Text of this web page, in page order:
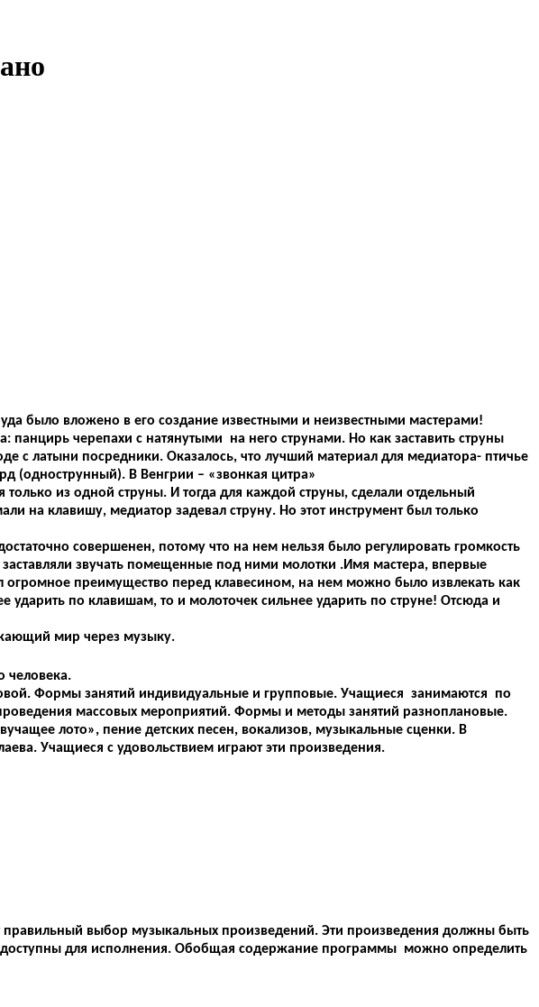
было вложено в его создание известными и неизвестными мастерами!
черепахи с натянутыми на него струнами. Но как заставить струны
с латыни посредники. Оказалось, что лучший материал для медиатора- птичье
(однострунный). В Венгрии – «звонкая цитра»
только из одной струны. И тогда для каждой струны, сделали отдельный
на клавишу, медиатор задевал струну. Но этот инструмент был только
совершенен, потому что на нем нельзя было регулировать громкость
заставляли звучать помещенные под ними молотки .Имя мастера, впервые
преимущество перед клавесином, на нем можно было извлекать как
по клавишам, то и молоточек сильнее ударить по струне! Отсюда и
мир через музыку.
человека.
Формы занятий индивидуальные и групповые. Учащиеся занимаются по
массовых мероприятий. Формы и методы занятий разноплановые.
лото», пение детских песен, вокализов, музыкальные сценки. В
Учащиеся с удовольствием играют эти произведения.
правильный выбор музыкальных произведений. Эти произведения должны быть
для исполнения. Обобщая содержание программы можно определить